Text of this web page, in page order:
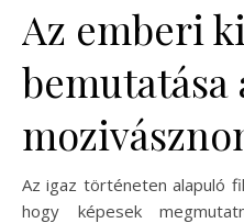
Az emberi
bemutatása
Az igaz történeten alapuló
hogy képesek